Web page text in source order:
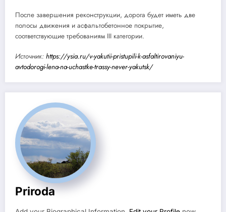
После завершения реконструкции, дорога будет иметь две
полосы движения и асфальтобетонное покрытие,
соответствующие требованиям III категории.
Источник: https://ysia.ru/v-yakutii-pristupili-k-asfaltirovaniyu-
avtodorogi-lena-na-uchastke-trassy-never-yakutsk/
Priroda